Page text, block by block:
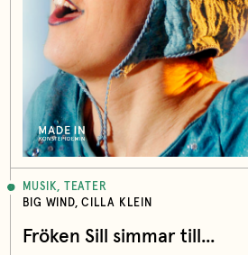
MUSIK, TEATER
BIG WIND, CILLA KLEIN
Fröken Sill simmar till...